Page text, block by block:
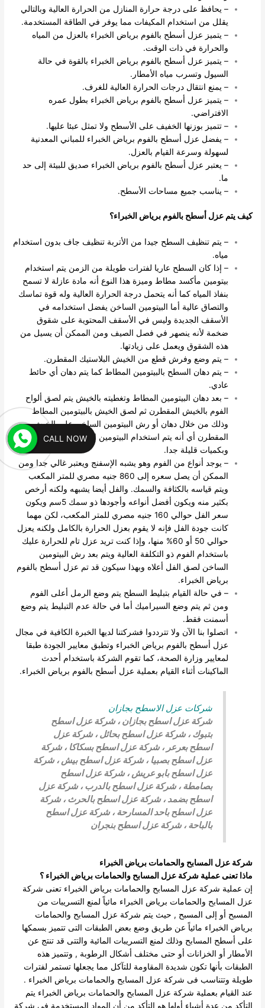
– يحافظ على درجة حرارة المنازل من الحرارة العالية وبالتالي
يقلل من استخدام المكيفات مما يوفر في الطاقة المستخدمة.
– يتميز عزل أسطح بالفوم برياض الخبراء بالعزل من المياه
والحرارة في ذات الوقت.
– يتميز عزل أسطح بالفوم برياض الخبراء بالقوة في حالة
السيول وتسرب مياه الأمطار.
– يمنع انتقال درجات الحرارة العالية للغرف.
– يتميز عزل أسطح بالفوم برياض الخبراء بطول عمره
الافتراضي.
– تتميز بوزنها الخفيف على الأسطح ولا تمثل عبئا عليها.
– يفضل عزل أسطح بالفوم برياض الخبراء للمباني المعدنية
لسهولة وسرعة القيام بالعزل.
– يعتبر عزل أسطح بالفوم برياض الخبراء صديق للبيئة إلى حد
ما.
– يناسب جميع مساحات الأسطح.
كيف يتم عزل أسطح بالفوم برياض الخبراء؟
– يتم تنظيف السطح جيدا من الأتربة تنظيف جاف بدون استخدام
مياه.
– إذا كان السطح عاريا لفترات طويلة من الزمن يتم استخدام
بيتومين مأكسد مطاط وميزة هذا النوع أنه مادة عازلة لا تسمح
بنفاذ المياه كما أنه يتحمل درجة الحرارة العالية وله قوة تماسك
والتصاق عالية أما البيتومين الساخن يفضل استخدامه في
الأسقف الجديدة وليس في الأسقف المحتوية على شقوق
ضخمة لأنه ينصهر في فصل الصيف ومن الممكن أن يسيل من
هذه الشقوق ويعمل على زيادتها.
– يتم وضع وفرش قطع من الخيش البلاستيك المقطرن.
– يتم دهان السطح بالبيتومين المطاط كما يتم دهان أي حائط
عادي.
– بعد دهان البيتومين المطاط وتغطيته بالخيش يتم لصق ألواح
الفوم بالخيش المقطرن ثم لصق الخيش بالبيتومين المطاط
وذلك من خلال دهان أو رش البيتومين الساخن على الخيش
المقطرن أي أنه يتم استخدام البيتومين الساخن كلاصق فقط
وبكميات قليلة جدا.
– يوجد أنواع من الفوم وهو يشبه الإسفنج ويعتبر غالي جدا ومن
الممكن أن يصل سعره إلى 860 جنيه مصري للمتر المكعب
ويتم قياسه بالكثافة والسمك. والفل أيضا يشبهه ولكنه أرخص
بكثير منه ويكون أفضل أنواعه وأجودها ذو سمك 5سم ويكون
سعر الفل حوالي 160 جنيه مصري للمتر المكعب، لكن مهما
كانت جودة الفل فإنه لا يقوم بعزل الحرارة بالكامل ولكنه يعزل
حوالي 50 أو 60% منها، وإذا كنت تريد عزل تام للحرارة عليك
باستخدام الفوم ذو التكلفة العالية ويتم بعد رش البيتومين
الساخن لصق الفل أعلاه وبهذا سيكون قد تم عزل أسطح بالفوم
برياض الخبراء.
– في حالة القيام بتبليط السطح يتم وضع الرمل أعلى الفوم
ومن ثم يتم وضع السيراميك أما في حالة عدم التبليط يتم وضع
أسمنت فقط.
اتصلوا بنا الآن ولا تترددوا فشركتنا لديها الخبرة الكافية في مجال
عزل أسطح بالفوم برياض الخبراء وتطبق معايير الجودة طبقا
لمعايير وزارة الصحة، كما تقوم الشركة باستخدام أحدث
الماكينات أثناء القيام بعملية عزل أسطح بالفوم برياض الخبراء.
شركات عزل الاسطح بجازان
شركة عزل اسطح بجازان ،شركة عزل اسطح
بتبوك ،شركة عزل اسطح بحائل ،شركة عزل
اسطح بعرعر ،شركة عزل اسطح بسكاكا ،شركة
عزل اسطح بصبيا ،شركة عزل اسطح بيش ،شركة
عزل اسطح بابو عريش ، شركة عزل اسطح
بصامطة ،شركة عزل اسطح بالدرب ،شركة عزل
اسطح بضمد ، شركة عزل اسطح بالحرث ،شركة
عزل اسطح باحد المسارحة ،شركة عزل اسطح
بالباحة ،شركة عزل اسطح بنجران
شركة عزل المسابح والحمامات برياض الخبراء
ماذا تعنى عملية شركة عزل المسابح والحمامات برياض الخبراء ؟
إن عملية شركة عزل المسابح والحمامات برياض الخبراء تعنى شركة
عزل المسابح والحمامات برياض الخبراء مائياً لمنع التسريبات من
المسبح أو إلى المسبح , حيث يتم شركة عزل المسابح والحمامات
برياض الخبراء مائياً عن طريق وضع بعض الطبقات التى تتميز بسمكها
على أسطح المسابح وذلك لمنع التسريبات المائية والتتى قد تنتج عن
الأمطار أو الخزانات أو حتى مختلف أشكال الرطوبة , وتتميز هذه
الطبقات بأنها تكون شديدة المقاومة للتآكل مما يجعلها تستمر لفترات
طويلة وتتناسب فى شركة عزل المسابح والحمامات برياض الخبراء .
عند القيام بعملية شركة عزل المسابح والحمامات برياض الخبراء يتم
التأكد من عدة أشياء أولها هو التأكد من أن المواد المستخدمة فى شركة
CALL NOW